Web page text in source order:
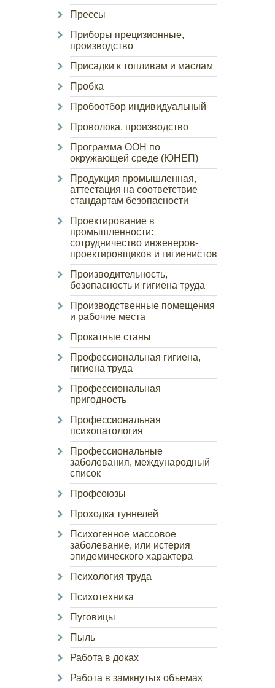
Прессы
Приборы прецизионные,
производство
Присадки к топливам и маслам
Пробка
Пробоотбор индивидуальный
Проволока, производство
Программа ООН по
окружающей среде (ЮНЕП)
Продукция промышленная,
аттестация на соответствие
стандартам безопасности
Проектирование в
промышленности:
сотрудничество инженеров-
проектировщиков и гигиенистов
Производительность,
безопасность и гигиена труда
Производственные помещения
и рабочие места
Прокатные станы
Профессиональная гигиена,
гигиена труда
Профессиональная
пригодность
Профессиональная
психопатология
Профессиональные
заболевания, международный
список
Профсоюзы
Проходка туннелей
Психогенное массовое
заболевание, или истерия
эпидемического характера
Психология труда
Психотехника
Пуговицы
Пыль
Работа в доках
Работа в замкнутых объемах